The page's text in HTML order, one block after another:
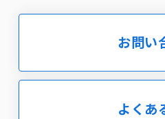
お問い
よくあ